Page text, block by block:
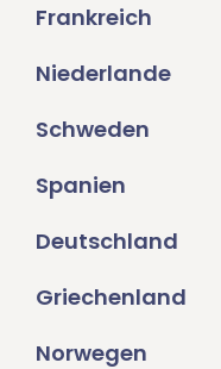
Frankreich
Niederlande
Schweden
Spanien
Deutschland
Griechenland
Norwegen